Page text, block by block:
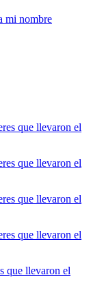
mi nombre
que llevaron el
que llevaron el
que llevaron el
que llevaron el
que llevaron el